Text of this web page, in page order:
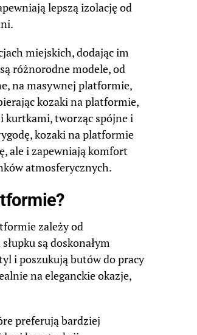
lepszą izolację od
miejskich, dodając im
różnorodne modele, od
na masywnej platformie,
kozaki na platformie,
i kurtkami, tworząc spójne i
kozaki na platformie
ale i zapewniają komfort
atmosferycznych.
zależy od
są doskonałym
i poszukują butów do pracy
na eleganckie okazje,
preferują bardziej